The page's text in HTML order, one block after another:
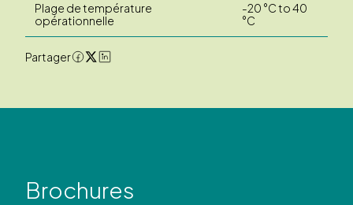
Plage de température
opérationnelle
-20 °C to 40
°C
Partager
Brochures